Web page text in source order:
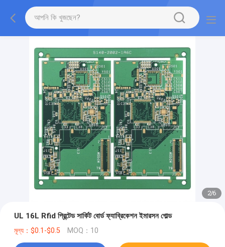
2/6
UL 16L Rfid প্রিন্টেড সার্কিট বোর্ড ফ্যাব্রিকেশন ইমারসন গোল্ড
মূল্য：$0.1-$0.5 MOQ：10